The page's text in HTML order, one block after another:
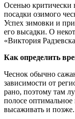
Осенью критически
посадки озимого
Успех зимовки и
его высадки. О
«Виктория
Как определить
Чеснок обычно
зависимости от
рано, поэтому там
полосе
высаживать и позже.